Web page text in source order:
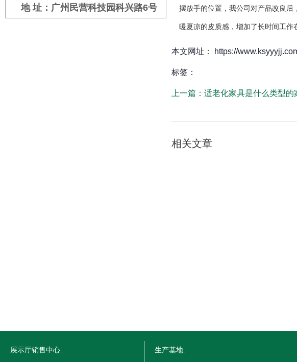
地 址：广州民营科技园科兴路6号 摆放手的位置，我公司对产品改良
暖夏凉的皮质感，增加了长时间工作
本文网址： https://
标签：
上一篇： 适老化家具是什么类型的
相关文章
展示厅销售中心: 生产基地: